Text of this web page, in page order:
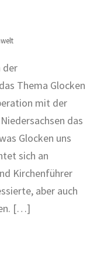
der
Thema Glocken
mit der
das
Glocken uns
sich an
Kirchenführer
aber auch
[…]